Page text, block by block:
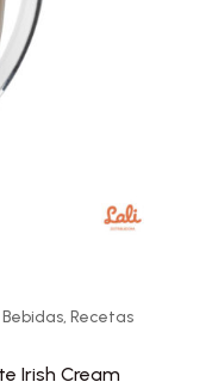
Bebidas, Recetas
Irish Cream